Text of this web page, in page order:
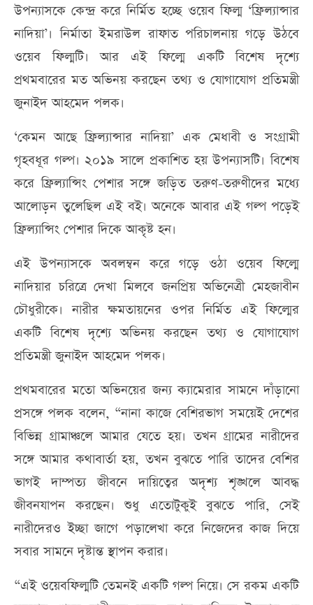
উপন্যাসকে কেন্দ্র করে নির্মিত হচ্ছে ওয়েব ফিল্ম ‘ফ্রিল্যান্সার
নাদিয়া’। নির্মাতা ইমরাউল রাফাত পরিচালনায় গড়ে উঠবে
ওয়েব ফিল্মটি। আর এই ফিল্মে একটি বিশেষ দৃশ্যে
প্রথমবারের মত অভিনয় করছেন তথ্য ও যোগাযোগ প্রতিমন্ত্রী
জুনাইদ আহমেদ পলক।
‘কেমন আছে ফ্রিল্যান্সার নাদিয়া’ এক মেধাবী ও সংগ্রামী
গৃহবধূর গল্প। ২০১৯ সালে প্রকাশিত হয় উপন্যাসটি। বিশেষ
করে ফ্রিল্যান্সিং পেশার সঙ্গে জড়িত তরুণ-তরুণীদের মধ্যে
আলোড়ন তুলেছিল এই বই। অনেকে আবার এই গল্প পড়েই
ফ্রিল্যান্সিং পেশার দিকে আকৃষ্ট হন।
এই উপন্যাসকে অবলম্বন করে গড়ে ওঠা ওয়েব ফিল্মে
নাদিয়ার চরিত্রে দেখা মিলবে জনপ্রিয় অভিনেত্রী মেহজাবীন
চৌধুরীকে। নারীর ক্ষমতায়নের ওপর নির্মিত এই ফিল্মের
একটি বিশেষ দৃশ্যে অভিনয় করছেন তথ্য ও যোগাযোগ
প্রতিমন্ত্রী জুনাইদ আহমেদ পলক।
প্রথমবারের মতো অভিনয়ের জন্য ক্যামেরার সামনে দাঁড়ানো
প্রসঙ্গে পলক বলেন, “নানা কাজে বেশিরভাগ সময়েই দেশের
বিভিন্ন গ্রামাঞ্চলে আমার যেতে হয়। তখন গ্রামের নারীদের
সঙ্গে আমার কথাবার্তা হয়, তখন বুঝতে পারি তাদের বেশির
ভাগই দাম্পত্য জীবনে দায়িত্বের অদৃশ্য শৃঙ্খলে আবদ্ধ
জীবনযাপন করছেন। শুধু এতোটুকুই বুঝতে পারি, সেই
নারীদেরও ইচ্ছা জাগে পড়ালেখা করে নিজেদের কাজ দিয়ে
সবার সামনে দৃষ্টান্ত স্থাপন করার।
“এই ওয়েবফিল্মটি তেমনই একটি গল্প নিয়ে। সে রকম একটি